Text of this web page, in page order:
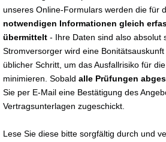
unseres Online-Formulars werden die für
notwendigen Informationen gleich
übermittelt - Ihre Daten sind also absolut
Stromversorger wird eine
üblicher Schritt, um das Ausfallrisiko für
minimieren. Sobald alle Prüfungen
Sie per E-Mail eine Bestätigung des
Vertragsunterlagen zugeschickt.
Lese Sie diese bitte sorgfältig durch und